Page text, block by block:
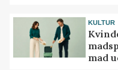
KULTUR
mad